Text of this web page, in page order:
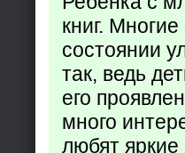
книг.
состоянии
так, ведь
его
много
любят яркие